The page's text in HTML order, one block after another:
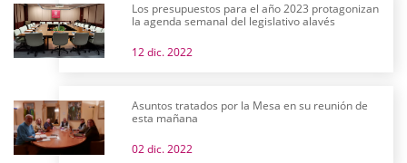
Los presupuestos para el año 2023 protagonizan
la agenda semanal del legislativo alavés
12 dic. 2022
Asuntos tratados por la Mesa en su reunión de
esta mañana
02 dic. 2022